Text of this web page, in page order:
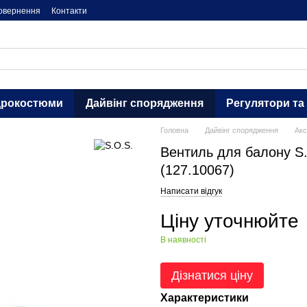
Контакти
Дайвінг спорядження Регулятори
Головна Дайвінг спорядження
Вентиль для балону
(127.10067)
Написати відгук
Ціну уточнюйте
В наявності
Дізнатися ціну
Характеристики